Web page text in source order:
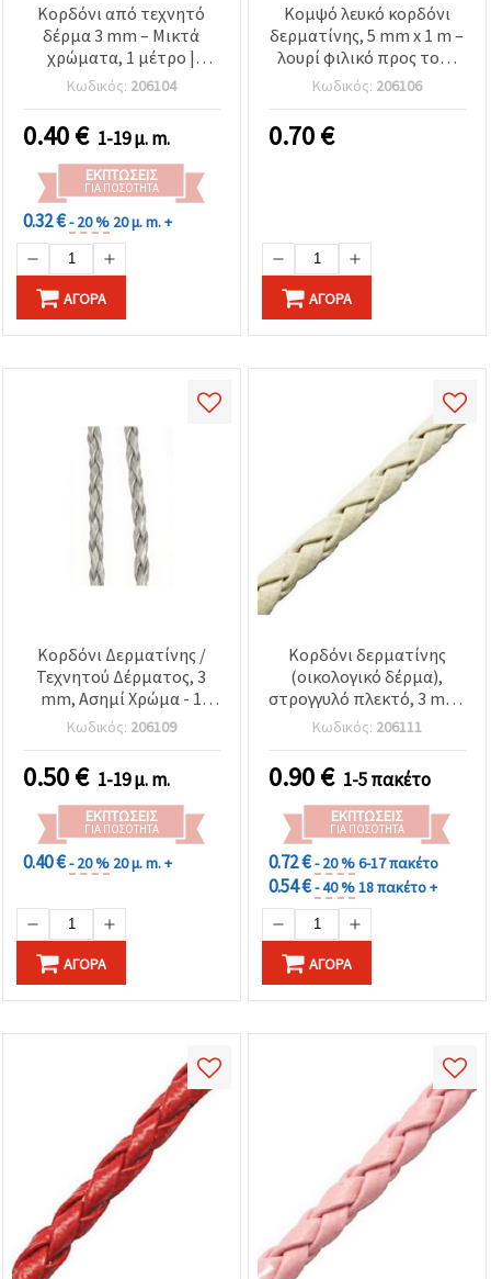
Κορδόνι από τεχνητό
δέρμα 3 mm – Μικτά
χρώματα, 1 μέτρο |
Συνθετικό κορδόνι
χειροτεχνίας για
κατασκευή κοσμημάτων,
χάντρες, βραχιόλια & DIY
κατασκευές
Κωδικός: 206104
0.40€ 1-19 μ. m.
ΕΚΠΤΏΣΕΙΣ
ΓΙΑ ΠΟΣΌΤΗΤΑ
0.32 €- 20 % 20 μ. m. +
ΑΓΟΡΆ
Κομψό λευκό κορδόνι
δερματίνης, 5 mm x 1 m –
λουρί φιλικό προς τους
vegan για βραχιόλια,
κολιέ & DIY κοσμήματα
Κωδικός: 206106
0.70€
ΑΓΟΡΆ
Κορδόνι Δερματίνης /
Τεχνητού Δέρματος, 3
mm, Ασημί Χρώμα - 1
μέτρο, για κοσμήματα &
χειροτεχνίες
Κωδικός: 206109
0.50€ 1-19 μ. m.
ΕΚΠΤΏΣΕΙΣ
ΓΙΑ ΠΟΣΌΤΗΤΑ
0.40 €- 20 % 20 μ. m. +
ΑΓΟΡΆ
Κορδόνι δερματίνης
(οικολογικό δέρμα),
στρογγυλό πλεκτό, 3 mm,
λευκό - 5 μέτρα
Κωδικός: 206111
0.90€ 1-5 πακέτο
ΕΚΠΤΏΣΕΙΣ
ΓΙΑ ΠΟΣΌΤΗΤΑ
0.72 €- 20 %6-17 πακέτο
0.54 €- 40 %18 πακέτο +
ΑΓΟΡΆ